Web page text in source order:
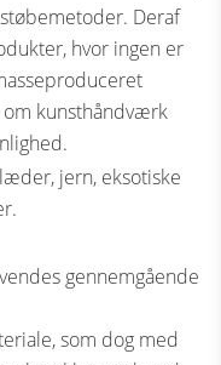
Deraf
hvor ingen er
kunsthåndværk
jern, eksotiske
gennemgående
som dog med